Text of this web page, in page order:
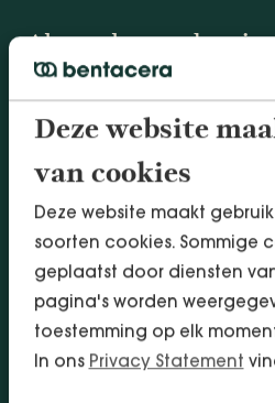
Deze website
van cookies
Deze website maakt
soorten cookies. Sommige
geplaatst door diensten
pagina's worden
toestemming op elk
In ons Privacy Statement
Als werkgever ben je
de ziekmelding door
arbodienst of
je te laten bijstaan
mee te werken aan
probleemanalyse;
een plan van aanpak
de zieke medewerker